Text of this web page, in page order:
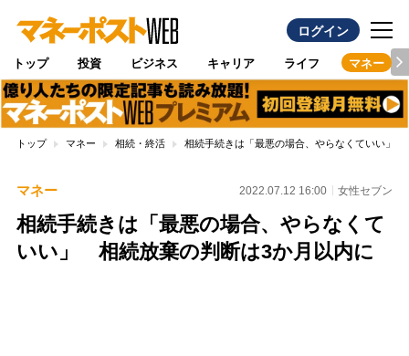
ログイン
トップ 投資 ビジネス キャリア ライフ マネー
トップ マネー 相続・終活 相続手続きは「最悪の場合、やらなくていい」
マネー 2022.07.12 16:00 女性セブン
相続手続きは「最悪の場合、やらなくて
いい」 相続放棄の判断は3か月以内に